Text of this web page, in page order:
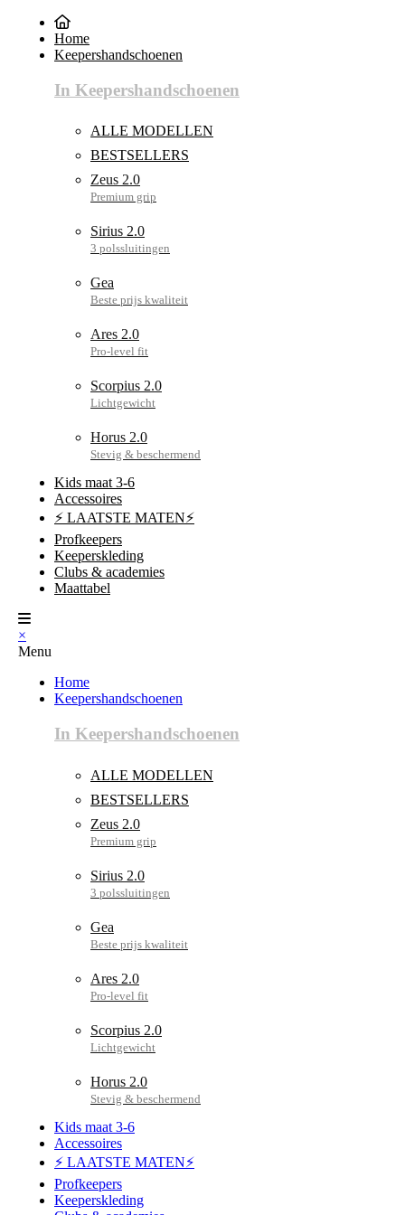
Home
Keepershandschoenen
In Keepershandschoenen
ALLE MODELLEN
BESTSELLERS
Zeus 2.0
Sirius 2.0
Gea
Ares 2.0
Scorpius 2.0
Horus 2.0
Kids maat 3-6
Accessoires
⚡ LAATSTE MATEN⚡
Profkeepers
Keeperskleding
Clubs & academies
Maattabel
×
Menu
Home
Keepershandschoenen
In Keepershandschoenen
ALLE MODELLEN
BESTSELLERS
Zeus 2.0
Sirius 2.0
Gea
Ares 2.0
Scorpius 2.0
Horus 2.0
Kids maat 3-6
Accessoires
⚡ LAATSTE MATEN⚡
Profkeepers
Keeperskleding